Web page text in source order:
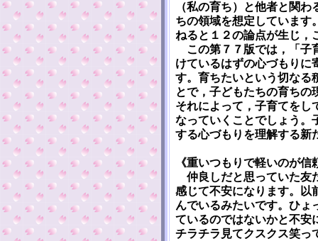
（私の育ち）と他者と関
ちの領域を想定しています
ねると１２の論点が生じ，
この第７７版では，「子
けているはずの心づもりに
す。育ちたいという切なる
とで，子どもたちの育ちの
それによって，子育てをし
なっていくことでしょう。
する心づもりを理解する新
《重いつもりで軽いのが信
仲良しだと思っていた友
感じて不安になります。以
んでいるみたいです。ひょ
ているのではないかと不安
チラチラ見てクスクス笑っ